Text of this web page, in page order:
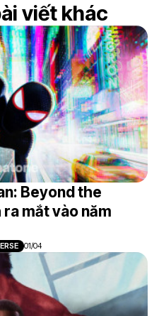
viết khác
Beyond the
mắt vào năm
01/04